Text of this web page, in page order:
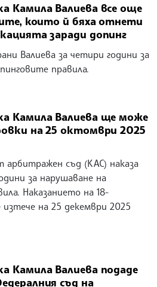
Камила Валиева все още
които й бяха отнети
заради допинг
Валиева за четири години за
правила.
Камила Валиева ще може
на 25 октомври 2025
арбитражен съд (КАС) наказа
за нарушаване на
Наказанието на 18-
на 25 декември 2025
Камила Валиева подаде
съд на